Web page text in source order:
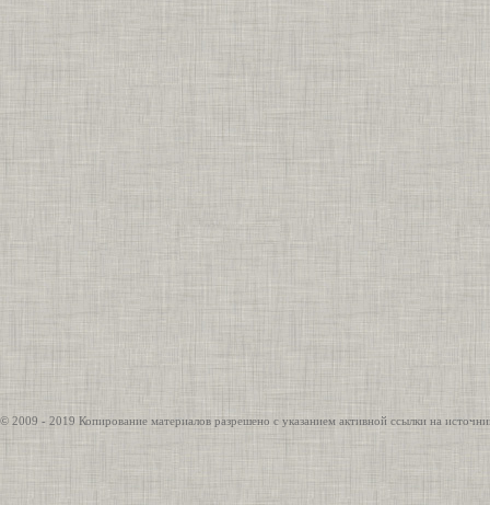
© 2009 - 2019 Копирование материалов разрешено с указанием активной ссылки на